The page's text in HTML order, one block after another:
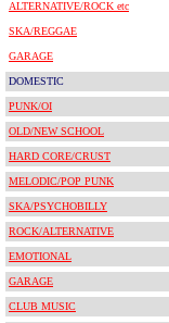
ALTERNATIVE/ROCK etc
SKA/REGGAE
GARAGE
DOMESTIC
PUNK/OI
OLD/NEW SCHOOL
HARD CORE/CRUST
MELODIC/POP PUNK
SKA/PSYCHOBILLY
ROCK/ALTERNATIVE
EMOTIONAL
GARAGE
CLUB MUSIC